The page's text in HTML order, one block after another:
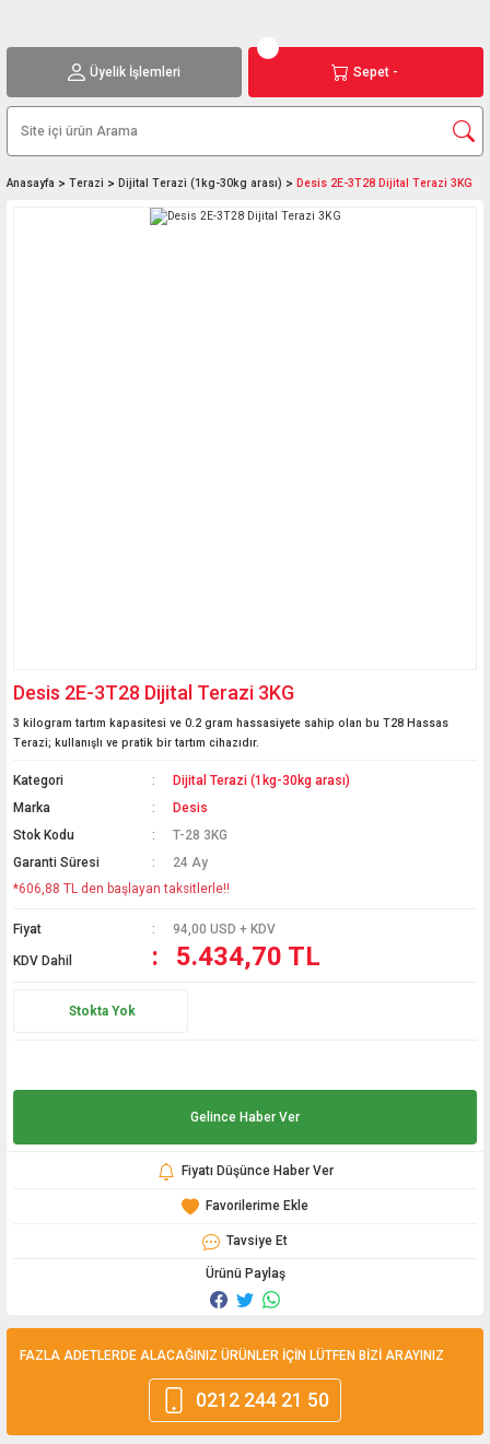
Üyelik İşlemleri Sepet -
Anasayfa Terazi Dijital Terazi (1kg-30kg arası) Desis 2E-3T28 Dijital Terazi 3KG
Desis 2E-3T28 Dijital Terazi 3KG
3 kilogram tartım kapasitesi ve 0.2 gram hassasiyete sahip olan bu T28 Hassas
Terazi; kullanışlı ve pratik bir tartım cihazıdır.
Kategori
Dijital Terazi (1kg-30kg arası)
Marka
Desis
Stok Kodu
T-28 3KG
Garanti Süresi
24 Ay
*606,88 TL den başlayan taksitlerle!!
Fiyat 94,00 USD + KDV
KDV Dahil 5.434,70 TL
Stokta Yok
Gelince Haber Ver
Fiyatı Düşünce Haber Ver
Tavsiye Et
Ürünü Paylaş
FAZLA ADETLERDE ALACAĞINIZ ÜRÜNLER İÇİN LÜTFEN BİZİ ARAYINIZ
0212 244 21 50